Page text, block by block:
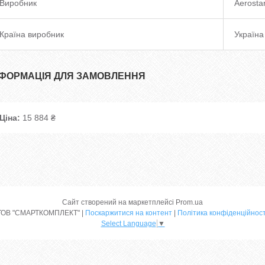
Виробник
Країна виробник Україна
ДЛЯ ЗАМОВЛЕННЯ
Ціна: 15 884 ₴
Сайт створений на маркетплейсі Prom.ua
ТОВ "СМАРТКОМПЛЕКТ" | Поскаржитися на контент | Політика
Select Language ▼